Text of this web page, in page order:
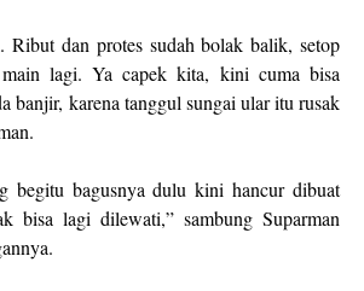
Ribut dan protes sudah bolak balik, setop
lagi. Ya capek kita, kini cuma bisa
banjir, karena tanggul sungai ular itu rusak
begitu bagusnya dulu kini hancur dibuat
bisa lagi dilewati,” sambung Suparman